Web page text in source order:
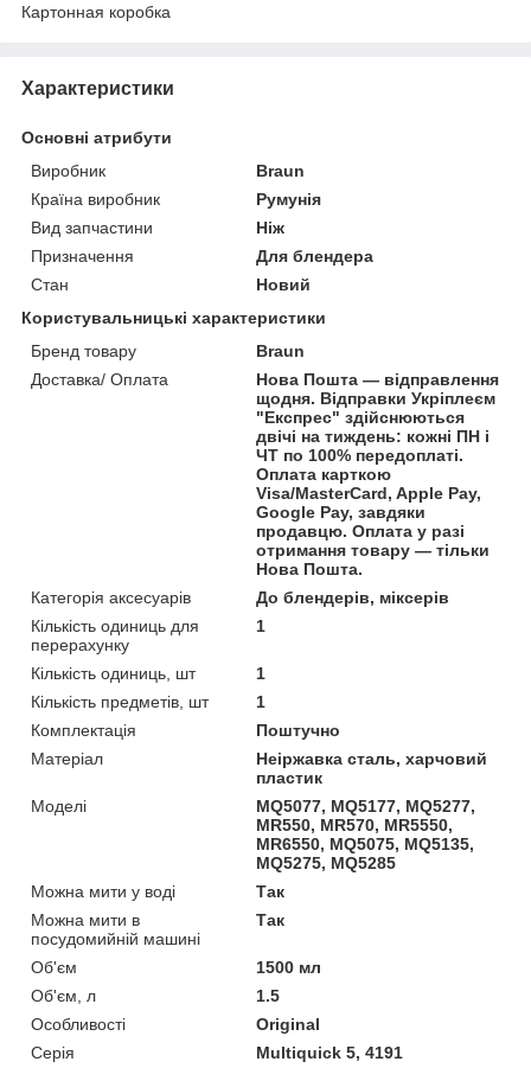
Картонная коробка
Характеристики
Основні атрибути
Виробник
Braun
Країна виробник
Румунія
Вид запчастини
Ніж
Призначення
Для блендера
Стан
Новий
Користувальницькі характеристики
Бренд товару
Braun
Доставка/ Оплата
Нова Пошта — відправлення
щодня. Відправки Укріплеєм
"Експрес" здійснюються
двічі на тиждень: кожні ПН і
ЧТ по 100% передоплаті.
Оплата карткою
Visa/MasterCard, Apple Pay,
Google Pay, завдяки
продавцю. Оплата у разі
отримання товару — тільки
Нова Пошта.
Категорія аксесуарів
До блендерів, міксерів
Кількість одиниць для
перерахунку
1
Кількість одиниць, шт
1
Кількість предметів, шт
1
Комплектація
Поштучно
Матеріал
Неіржавка сталь, харчовий
пластик
Моделі
MQ5077, MQ5177, MQ5277,
MR550, MR570, MR5550,
MR6550, MQ5075, MQ5135,
MQ5275, MQ5285
Можна мити у воді
Так
Можна мити в
посудомийній машині
Так
Об'єм
1500 мл
Об'єм, л
1.5
Особливості
Original
Серія
Multiquick 5, 4191